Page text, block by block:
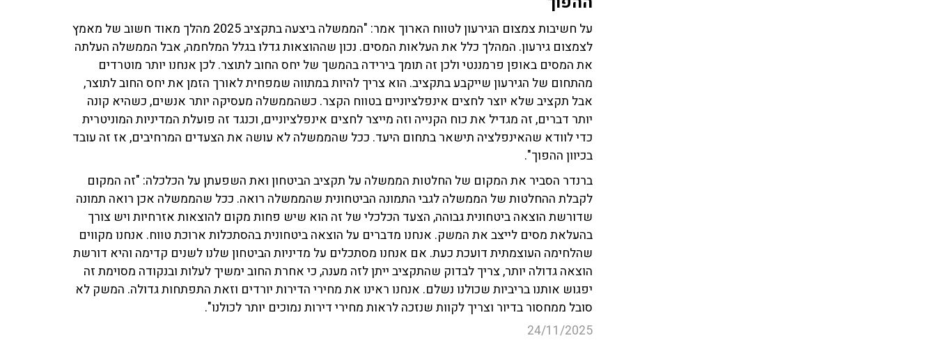
על חשיבות צמצום הגירעון לטווח הארוך אמר: "הממשלה ביצעה בתקציב 2025 מהלך מאוד חשוב של מאמץ
לצמצום גירעון. המהלך כלל את העלאות המסים. נכון שההוצאות גדלו בגלל המלחמה, אבל הממשלה העלתה
את המסים באופן פרמננטי ולכן זה תומך בירידה בהמשך של יחס החוב לתוצר. לכן אנחנו יותר מוטרדים
מהתחום של הגירעון שייקבע בתקציב. הוא צריך להיות במתווה שמפחית לאורך הזמן את יחס החוב לתוצר,
אבל תקציב שלא יוצר לחצים אינפלציוניים בטווח הקצר. כשהממשלה מעסיקה יותר אנשים, כשהיא קונה
יותר דברים, זה מגדיל את כוח הקנייה וזה מייצר לחצים אינפלציוניים, וכנגד זה פועלת המדיניות המוניטרית
כדי לוודא שהאינפלציה תישאר בתחום היעד. ככל שהממשלה לא עושה את הצעדים המרחיבים, אז זה עובד
בכיוון ההפוך".
ברנדר הסביר את המקום של החלטות הממשלה על תקציב הביטחון ואת השפעתן על הכלכלה: "זה המקום
לקבלת ההחלטות של הממשלה לגבי התמונה הביטחונית שהממשלה רואה. ככל שהממשלה אכן רואה תמונה
שדורשת הוצאה ביטחונית גבוהה, הצעד הכלכלי של זה הוא שיש פחות מקום להוצאות אזרחיות ויש צורך
בהעלאת מסים לייצב את המשק. אנחנו מדברים על הוצאה ביטחונית בהסתכלות ארוכת טווח. אנחנו מקווים
שהלחימה העוצמתית דועכת כעת. אם אנחנו מסתכלים על מדיניות הביטחון שלנו לשנים קדימה והיא דורשת
הוצאה גדולה יותר, צריך לבדוק שהתקציב ייתן לזה מענה, כי אחרת החוב ימשיך לעלות ובנקודה מסוימת זה
יפגוש אותנו בריביות שכולנו נשלם. אנחנו ראינו את מחירי הדירות יורדים וזאת התפתחות גדולה. המשק לא
סובל ממחסור בדיור וצריך לקוות שנזכה לראות מחירי דירות נמוכים יותר לכולנו".
24/11/2025